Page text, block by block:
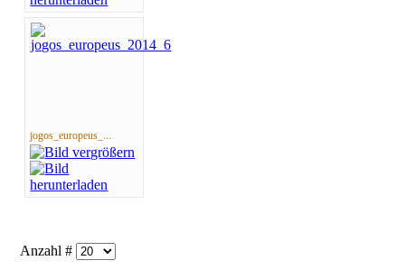
jogos_europeus_...
Anzahl #